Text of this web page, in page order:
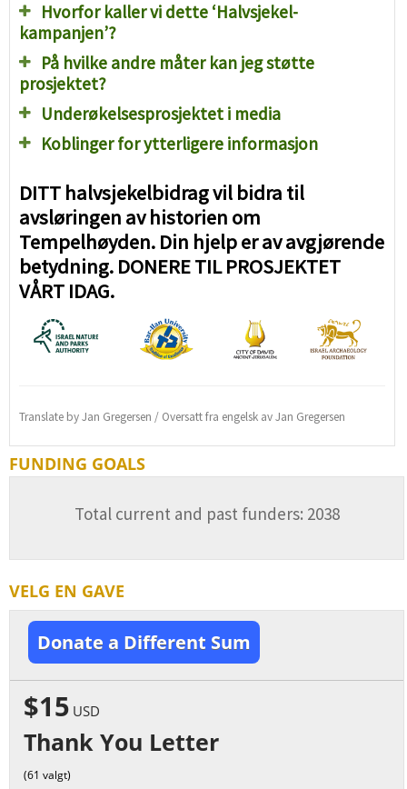
Hvorfor kaller vi dette ‘Halvsjekel-
kampanjen’?
På hvilke andre måter kan jeg støtte
prosjektet?
Underøkelsesprosjektet i media
Koblinger for ytterligere informasjon
DITT halvsjekelbidrag vil bidra til
avsløringen av historien om
Tempelhøyden. Din hjelp er av avgjørende
betydning. DONERE TIL PROSJEKTET
VÅRT IDAG.
Translate by Jan Gregersen / Oversatt fra engelsk av Jan Gregersen
FUNDING GOALS
Total current and past funders: 2038
VELG EN GAVE
Donate a Different Sum
$15 USD
Thank You Letter
(61 valgt)